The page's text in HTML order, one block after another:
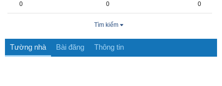
0 0 0
Tìm kiếm
Tường nhà Bài đăng Thông tin